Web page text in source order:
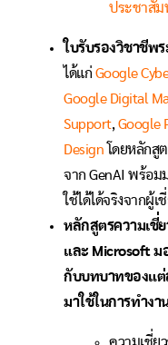
ประชาสัม
ใบรับรองวิชาชีพ
ได้แก่ Google
Google Digital
Support,Google
Design โดยหลักสู
จาก GenAI พร้อม
ใช้ได้ได้จริงจากผู้
หลักสูตรความเชี่
และ Microsoftม
กับบทบาทของแต่
มาใช้ในการทำง